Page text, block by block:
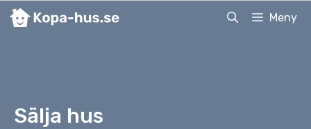
Hoppa
Meny
Sälja hus